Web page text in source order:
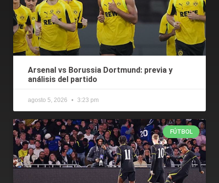
Arsenal vs Borussia Dortmund: previa y
análisis del partido
agosto 5, 2026 3:23 pm
FÚTBOL